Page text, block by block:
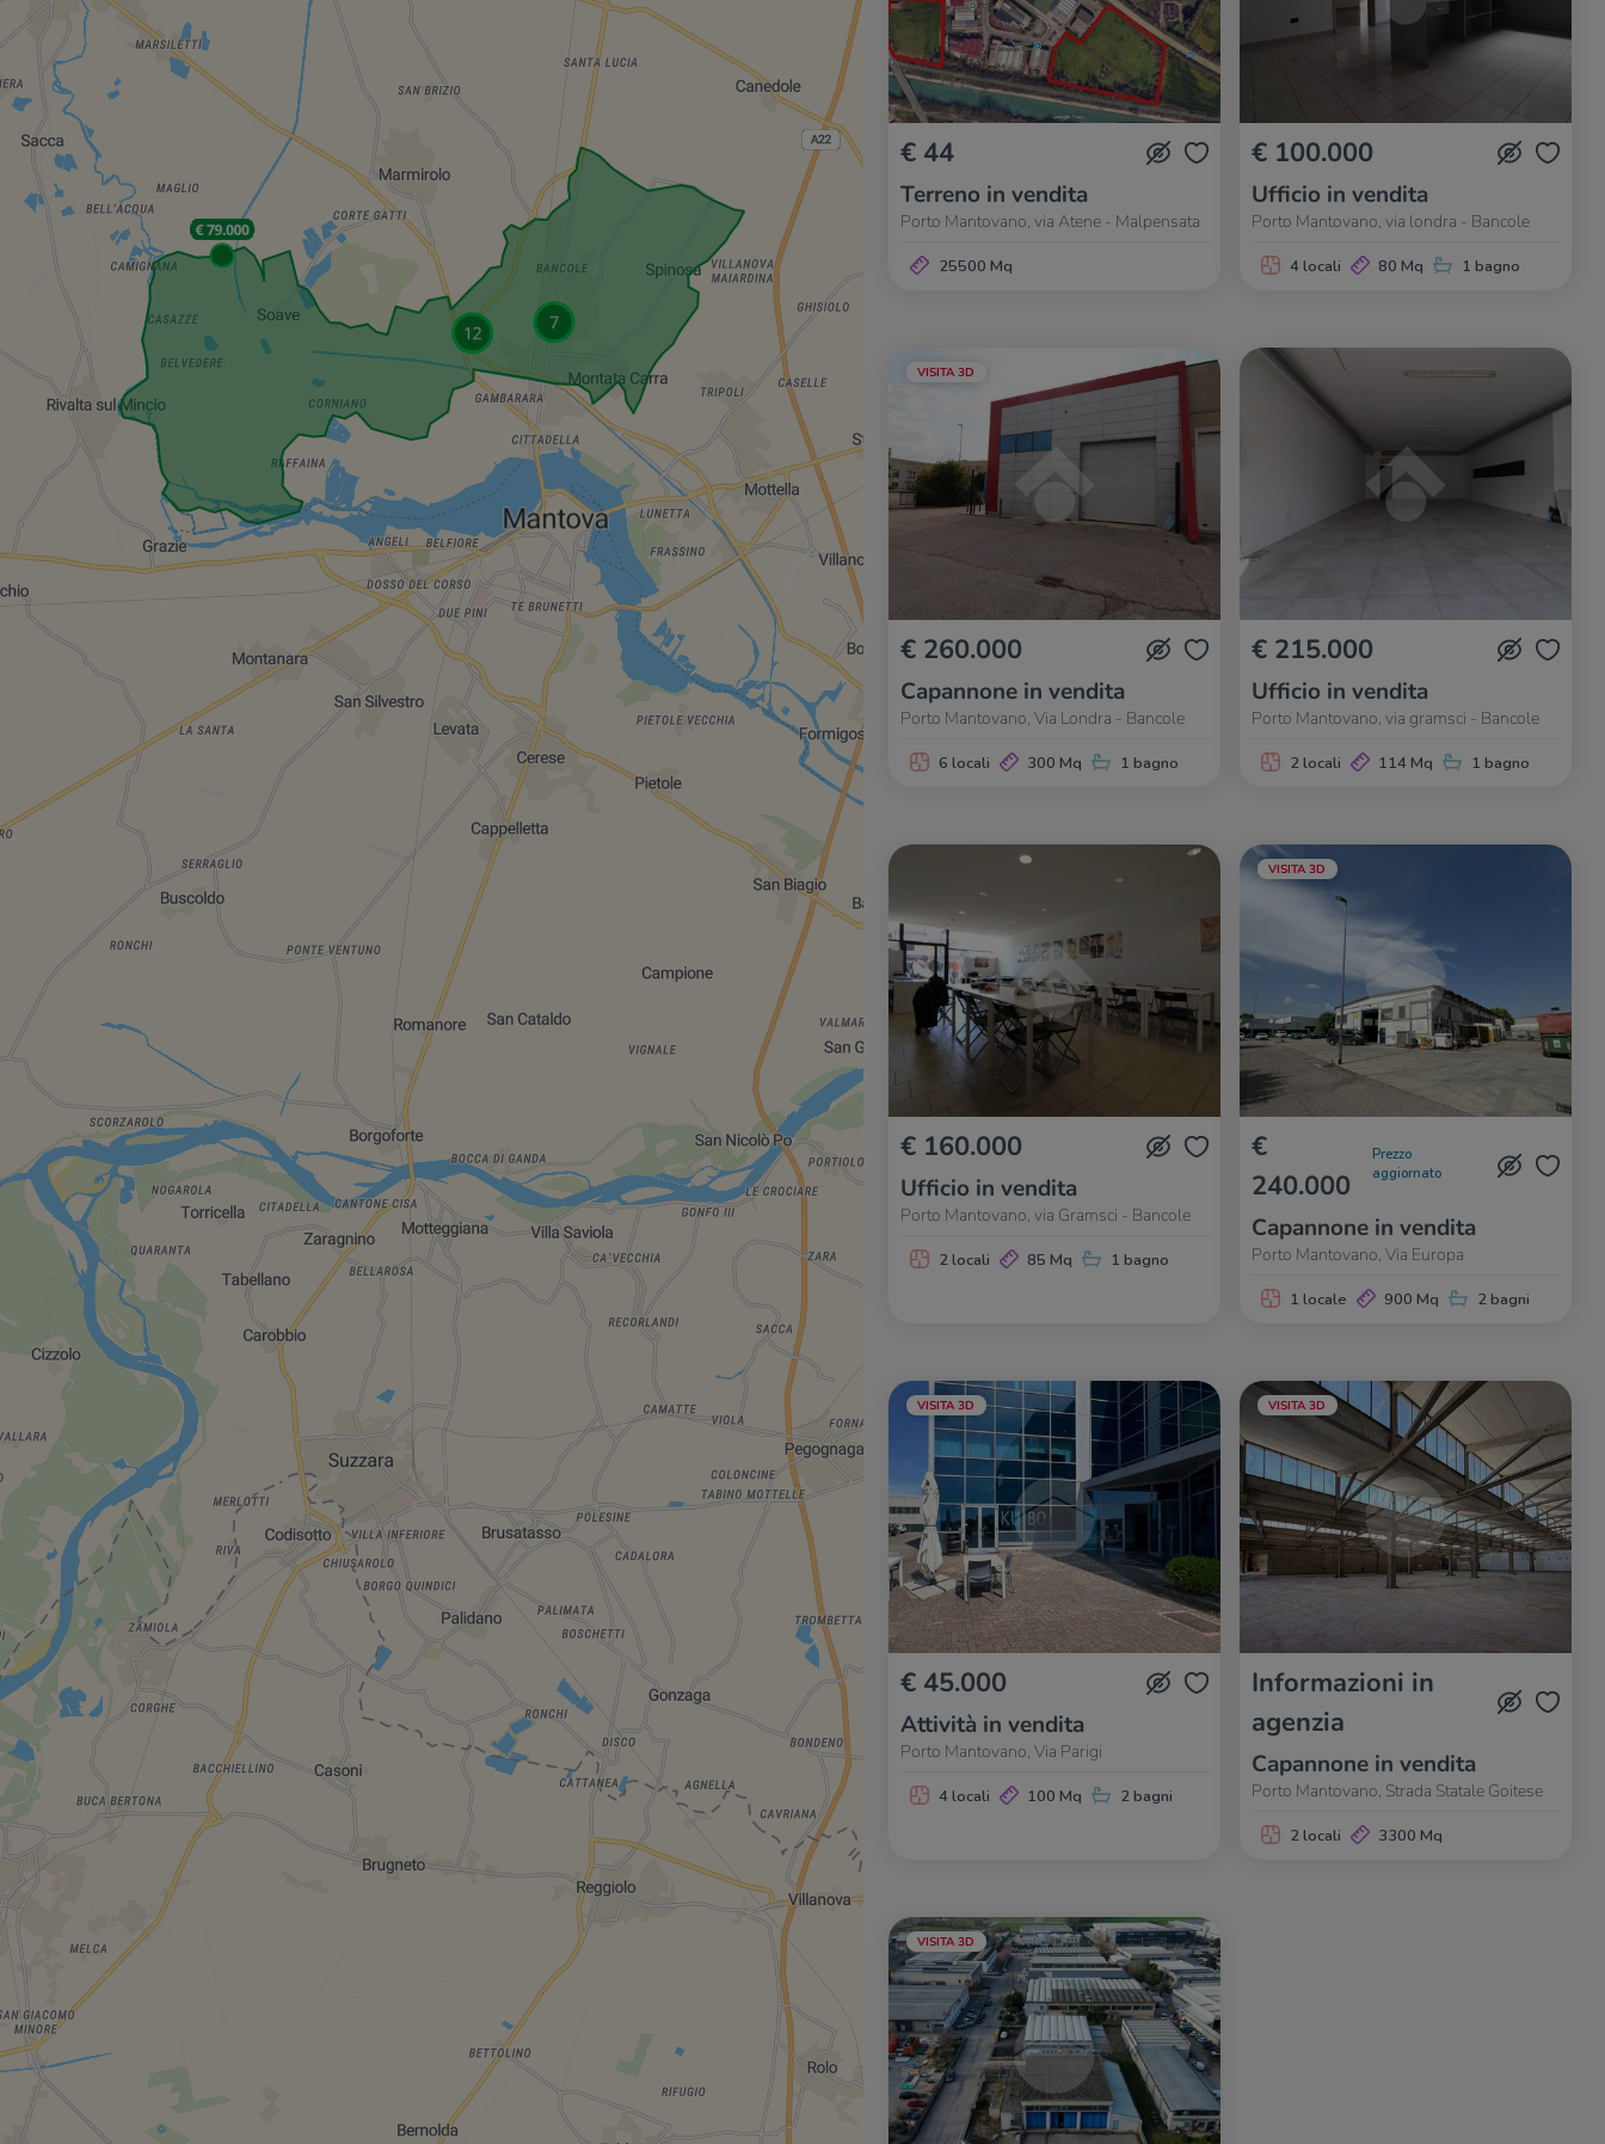
€ 44
Terreno in vendita
Porto Mantovano, via Atene - Malpensata
25500 Mq
€ 100.000
Ufficio in vendita
Porto Mantovano, via londra - Bancole
4 locali 80 Mq 1 bagno
VISITA 3D
€ 260.000
Capannone in vendita
Porto Mantovano, Via Londra - Bancole
6 locali 300 Mq 1 bagno
€ 215.000
Ufficio in vendita
Porto Mantovano, via gramsci - Bancole
2 locali 114 Mq 1 bagno
€ 160.000
Ufficio in vendita
Porto Mantovano, via Gramsci - Bancole
2 locali 85 Mq 1 bagno
VISITA 3D
€
240.000
Prezzo
aggiornato
Capannone in vendita
Porto Mantovano, Via Europa
1 locale 900 Mq 2 bagni
VISITA 3D
€ 45.000
Attività in vendita
Porto Mantovano, Via Parigi
4 locali 100 Mq 2 bagni
VISITA 3D
Informazioni in
agenzia
Capannone in vendita
Porto Mantovano, Strada Statale Goitese
2 locali 3300 Mq
VISITA 3D